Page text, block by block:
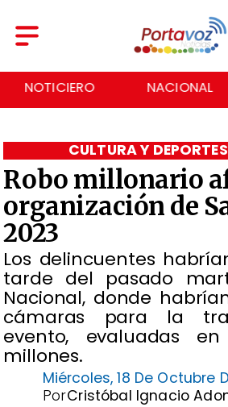
NACIONAL REGIONES
Robo millonario
organización de
2023
Los delincuentes
tarde del pasado
Nacional, donde
cámaras para la
evento, evaluadas
millones.
CULTURA Y DEPORTES
Miércoles, 18 De Octubre
Cristóbal Ignacio
Por